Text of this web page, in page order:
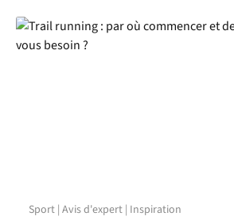
Sport | Avis d'expert | Inspiration